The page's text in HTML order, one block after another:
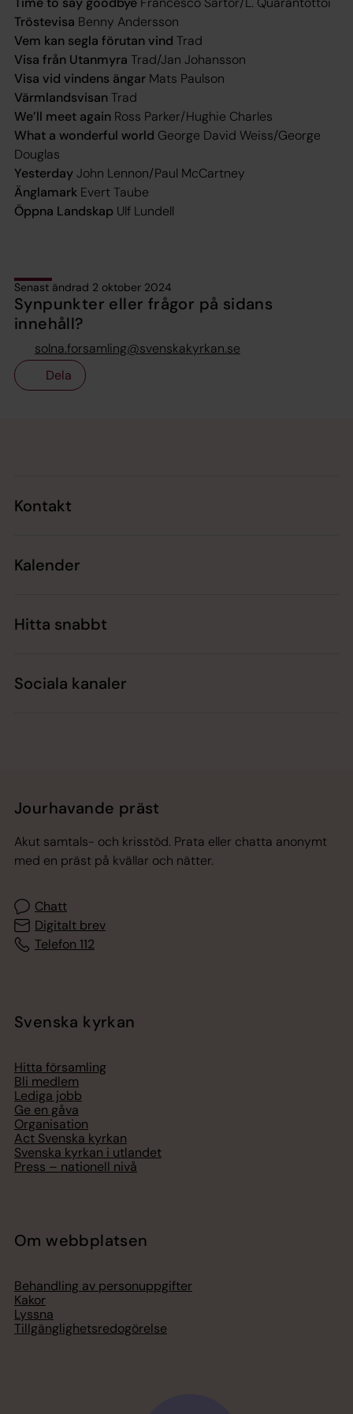
Tröstevisa Benny Andersson
Vem kan segla förutan vind Trad
Visa från Utanmyra Trad/Jan Johansson
Visa vid vindens ängar Mats Paulson
VärmlandsvisanTrad
We’ll meet again Ross Parker/Hughie Charles
What a wonderful world George David Weiss/George
Douglas
YesterdayJohn Lennon/Paul McCartney
Änglamark Evert Taube
Öppna Landskap Ulf Lundell
Senast ändrad 2 oktober 2024
Synpunkter eller frågor på sidans
innehåll?
solna.forsamling@svenskakyrkan.se
Dela
Kontakt
Kalender
Hitta snabbt
Sociala kanaler
Jourhavande präst
Akut samtals- och krisstöd. Prata eller chatta anonymt
med en präst på kvällar och nätter.
Chatt
Digitalt brev
Telefon 112
Svenska kyrkan
Hitta församling
Bli medlem
Lediga jobb
Ge en gåva
Organisation
Act Svenska kyrkan
Svenska kyrkan i utlandet
Press – nationell nivå
Om webbplatsen
Behandling av personuppgifter
Kakor
Lyssna
Tillgänglighetsredogörelse